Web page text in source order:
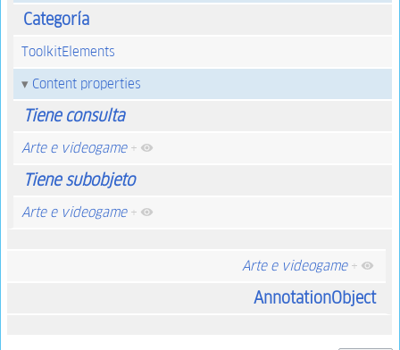
Categoría
ToolkitElements
Content properties
Tiene consulta
Arte e videogame +
Tiene subobjeto
Arte e videogame +
Arte e videogame +
AnnotationObject